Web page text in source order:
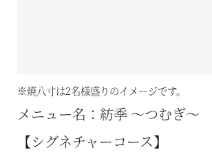
※焼八寸は2名様盛りのイメージです。
メニュー名：紡季 ～つむぎ～
【シグネチャーコース】